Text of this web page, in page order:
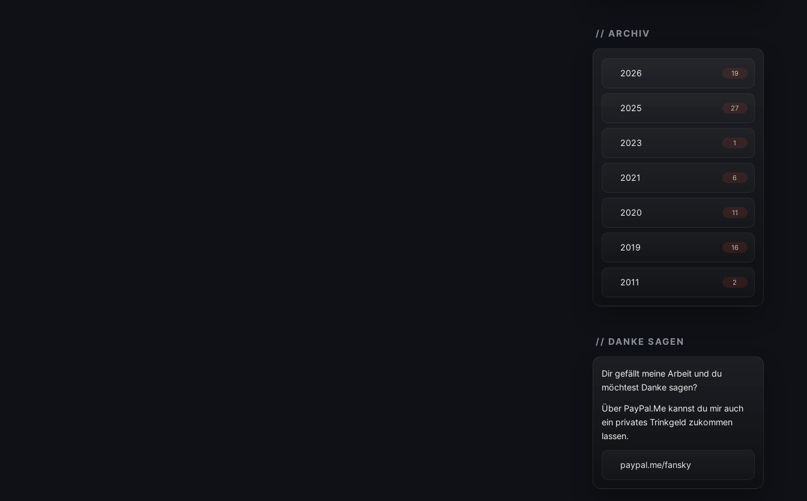
// ARCHIV
2026 19
2025 27
2023 1
2021 6
2020 11
2019 16
2011 2
// DANKE SAGEN
Dir gefällt meine Arbeit und du
möchtest Danke sagen?
Über PayPal.Me kannst du mir auch
ein privates Trinkgeld zukommen
lassen.
paypal.me/fansky